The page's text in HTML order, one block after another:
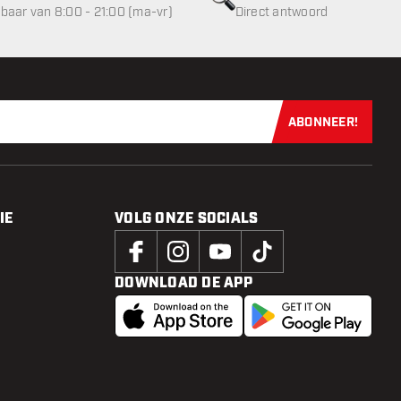
Direct antwoord
van 8:00 - 21:00 (ma-vr)
Schrijf je
ABONNEER!
VOLG ONZE SOCIALS
DOWNLOAD DE APP